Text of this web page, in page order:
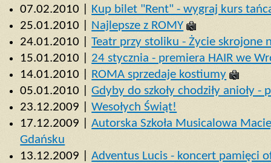
07.02.2010 |
Kup bilet "Rent" - wygraj kurs
25.01.2010 |
Najlepsze z ROMY
24.01.2010 |Teatr przy stoliku - Życie skrojone
15.01.2010 | 24 stycznia - premiera HAIR we
14.01.2010 |
ROMA sprzedaje kostiumy
05.01.2010 |Gdyby do szkoły chodziły anioły -
23.12.2009 |Wesołych Świąt!
17.12.2009 |Autorska Szkoła Musicalowa
Gdańsku
13.12.2009 |Adventus Lucis - koncert pamięci